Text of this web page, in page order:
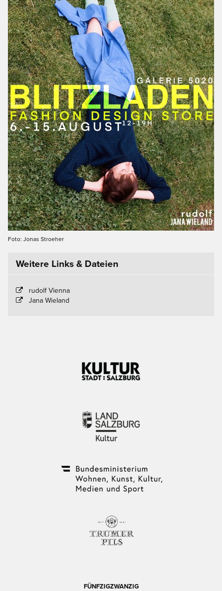
Foto: Jonas Stroeher
Weitere Links & Dateien
rudolf Vienna
Jana Wieland
FÜNFZIGZWANZIG